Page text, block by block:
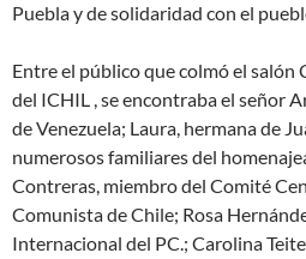
Puebla y de solidaridad con el
Entre el público que colmó el salón
del ICHIL , se encontraba el señor
de Venezuela; Laura, hermana de
numerosos familiares del
Contreras, miembro del Comité
Comunista de Chile; Rosa
Internacional del PC.; Carolina